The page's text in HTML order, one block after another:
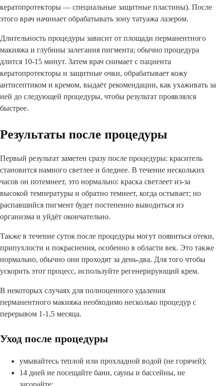
кератопротекторы — специальные защитные пластины). После
этого врач начинает обрабатывать зону татуажа лазером.
Длительность процедуры зависит от площади перманентного
макияжа и глубины залегания пигмента; обычно процедура
длится 10-15 минут. Затем врач снимает с пациента
кератопротекторы и защитные очки, обрабатывает кожу
антисептиком и кремом, выдаёт рекомендации, как ухаживать за
ней до следующей процедуры, чтобы результат проявлялся
быстрее.
Результаты после процедуры
Первый результат заметен сразу после процедуры: краситель
становится намного светлее и бледнее. В течение нескольких
часов он потемнеет, это нормально: краска светлеет из-за
высокой температуры и обратно темнеет, когда остывает; но
распавшийся пигмент будет постепенно выводиться из
организма и уйдёт окончательно.
Также в течение суток после процедуры могут появиться отеки,
припухлости и покраснения, особенно в области век. Это также
нормально, обычно они проходят за день-два. Для того чтобы
ускорить этот процесс, используйте регенерирующий крем.
В некоторых случаях для полноценного удаления
перманентного макияжа необходимо несколько процедур с
перерывом 1-1,5 месяца.
Уход после процедуры
умывайтесь теплой или прохладной водой (не горячей);
14 дней не посещайте бани, сауны и бассейны, не
загорайте;